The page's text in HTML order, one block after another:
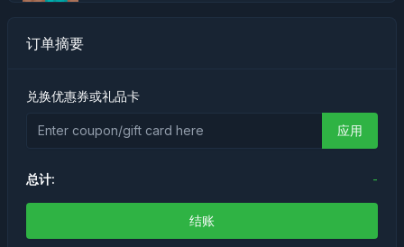
订单摘要
兑换优惠券或礼品卡
应用
总计: -
结账